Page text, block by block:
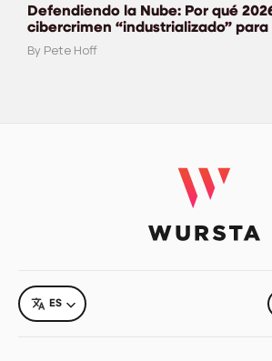
Defendiendo la Nube: Por qué
cibercrimen “industrializado” para
By Pete Hoff
LANGUAGE
ES